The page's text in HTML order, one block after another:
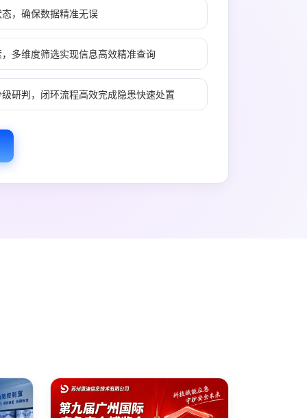
，确保数据精准无误
多维度筛选实现信息高效精准查询
研判，闭环流程高效完成隐患快速处置